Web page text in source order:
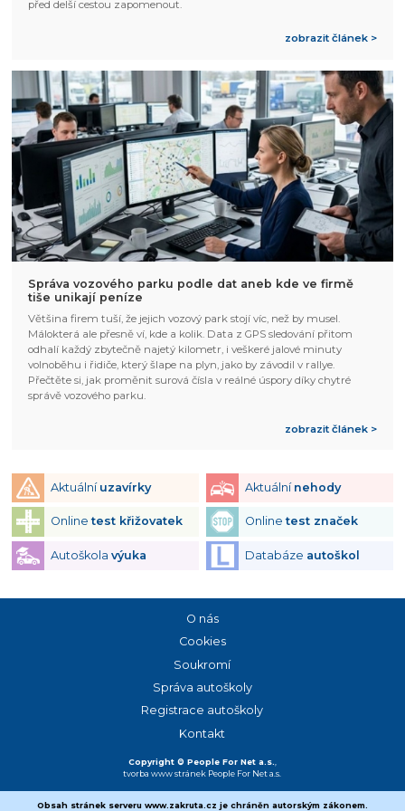
před delší cestou zapomenout.
zobrazit článek >
Správa vozového parku podle dat aneb kde ve firmě
tiše unikají peníze
Většina firem tuší, že jejich vozový park stojí víc, než by musel.
Málokterá ale přesně ví, kde a kolik. Data z GPS sledování přitom
odhalí každý zbytečně najetý kilometr, i veškeré jalové minuty
volnoběhu i řidiče, který šlape na plyn, jako by závodil v rallye.
Přečtěte si, jak proměnit surová čísla v reálné úspory díky chytré
správě vozového parku.
zobrazit článek >
Aktuální uzavírky Aktuální nehody
Onlinetest křižovatek Onlinetest značek
Autoškola výuka Databáze autoškol
Copyright © People For Net a.s.
tvorba www stránek People For Net a.s.
O nás
Cookies
Soukromí
Správa autoškoly
Registrace autoškoly
Kontakt
Obsah stránek serveru www.zakruta.cz je chráněn autorským zákonem.